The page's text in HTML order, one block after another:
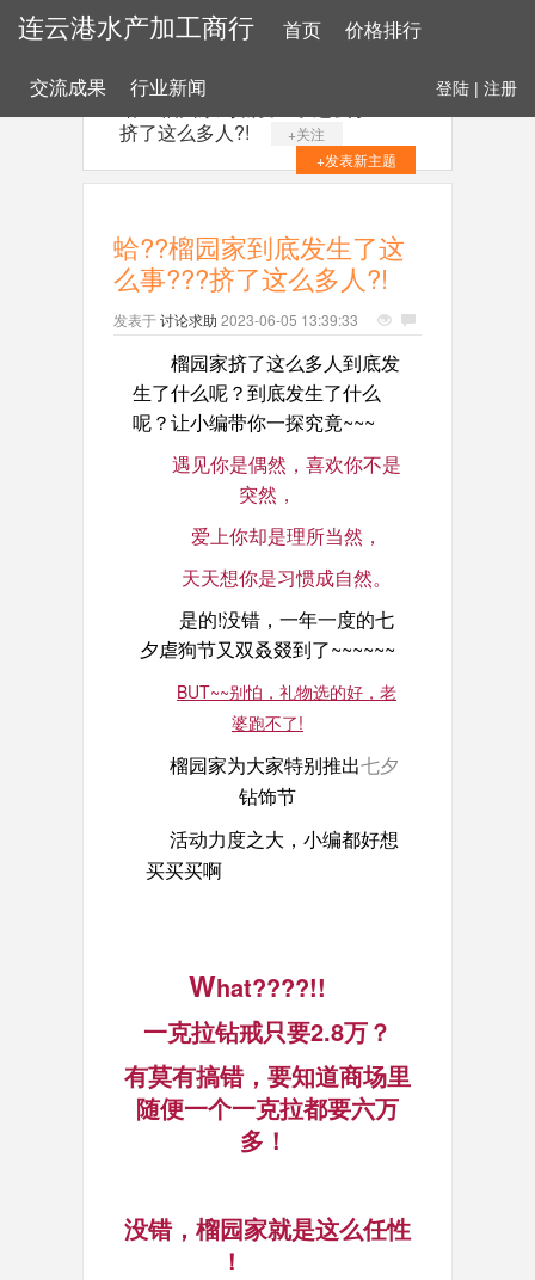
连云港水产加工商行 首页 价格排行
交流成果 行业新闻 登陆 | 注册
挤了这么多人?!
+关注
+发表新主题
蛤??榴园家到底发生了这
么事???挤了这么多人?!
发表于讨论求助 2023-06-05 13:39:33
榴园家挤了这么多人到底发
生了什么呢？到底发生了什么
呢？让小编带你一探究竟~~~
遇见你是偶然，喜欢你不是
突然，
爱上你却是理所当然，
天天想你是习惯成自然。
是的!没错，一年一度的七
夕虐狗节又双叒叕到了~~~~~~
BUT~~别怕，礼物选的好，老
婆跑不了!
榴园家为大家特别推出七夕
钻饰节
活动力度之大，小编都好想
买买买啊
What????!!
一克拉钻戒只要2.8万？
有莫有搞错，要知道商场里
随便一个一克拉都要六万
多！
没错，榴园家就是这么任性
！